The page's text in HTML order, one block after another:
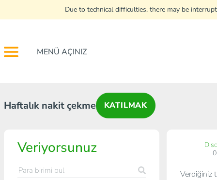
Due to technical difficulties, there may be
MENÜ AÇINIZ
Haftalık nakit çekme KATILMAK
Veriyorsunuz
Verdiğiniz